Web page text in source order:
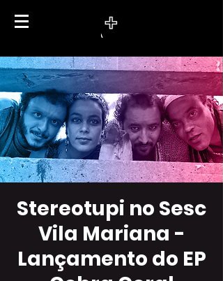
Stereotupi no Sesc
Vila Mariana -
Lançamento do EP